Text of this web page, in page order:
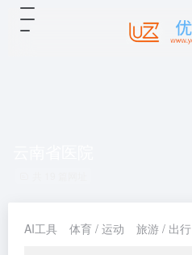
AI工具 体育 / 运动 旅游 / 出行